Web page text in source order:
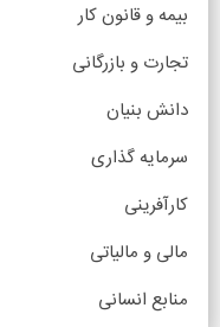
بیمه و قانون کار
تجارت و بازرگانی
دانش بنیان
سرمایه گذاری
کارآفرینی
مالی و مالیاتی
منابع انسانی